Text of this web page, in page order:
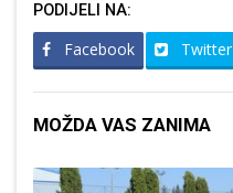
PODIJELI NA:
Facebook Twitter
MOŽDA VAS ZANIMA